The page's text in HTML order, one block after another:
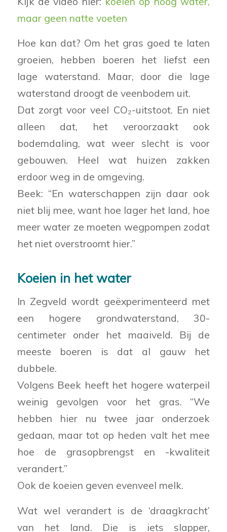
maar geen natte voeten
Hoe kan dat? Om het gras goed te laten
groeien, hebben boeren het liefst een
lage waterstand. Maar, door die lage
waterstand droogt de veenbodem uit.
Dat zorgt voor veel CO₂-uitstoot. En niet
alleen dat, het veroorzaakt ook
bodemdaling, wat weer slecht is voor
gebouwen. Heel wat huizen zakken
erdoor weg in de omgeving.
Beek: “En waterschappen zijn daar ook
niet blij mee, want hoe lager het land, hoe
meer water ze moeten wegpompen zodat
het niet overstroomt hier.”
Koeien in het water
In Zegveld wordt geëxperimenteerd met
een hogere grondwaterstand, 30-
centimeter onder het maaiveld. Bij de
meeste boeren is dat al gauw het
dubbele.
Volgens Beek heeft het hogere waterpeil
weinig gevolgen voor het gras. “We
hebben hier nu twee jaar onderzoek
gedaan, maar tot op heden valt het mee
hoe de grasopbrengst en -kwaliteit
verandert.”
Ook de koeien geven evenveel melk.
Wat wel verandert is de ‘draagkracht’
van het land. Die is iets slapper,